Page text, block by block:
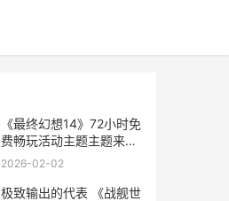
《最终幻想14》72小时免
费畅玩活动主题主题来袭
《最终幻想14》下载
2026-02-02
极致输出的代表 《战舰世